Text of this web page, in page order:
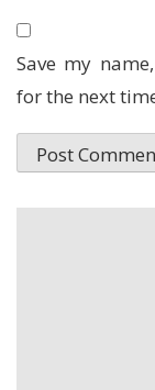
Save my
for the next